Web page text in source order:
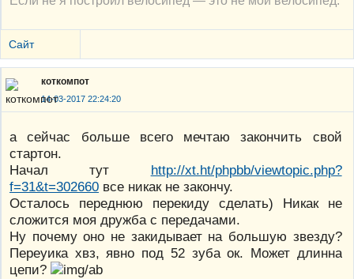
Сайт
коткомпот
14-03-2017 22:24:20
а сейчас больше всего мечтаю закончить свой
стартон.
Начал тут http://xt.ht/phpbb/viewtopic.php?
f=31&t=302660 все никак не закончу.
Осталось переднюю перекиду сделать) Никак не
сложится моя дружба с передачами.
Ну почему оно не закидывает на большую звезду?
Переуика хвз, явно под 52 зуба ок. Может длинна
цепи?